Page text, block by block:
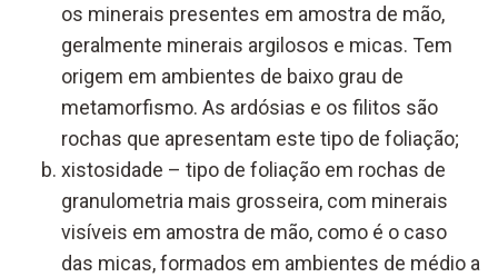
os minerais presentes em amostra de mão,
geralmente minerais argilosos e micas. Tem
origem em ambientes de baixo grau de
metamorfismo. As ardósias e os filitos são
rochas que apresentam este tipo de foliação;
xistosidade – tipo de foliação em rochas de
granulometria mais grosseira, com minerais
visíveis em amostra de mão, como é o caso
das micas, formados em ambientes de médio a